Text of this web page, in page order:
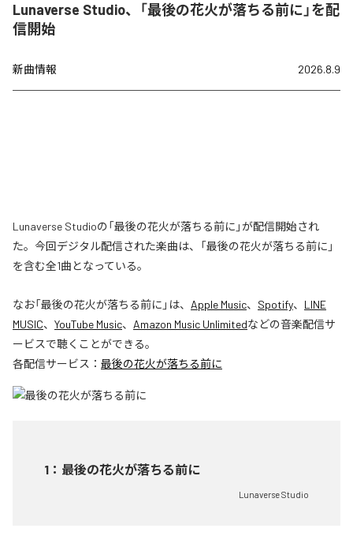
Lunaverse Studio、「最後の花火が落ちる前に」を配
信開始
新曲情報 2026.8.9
Lunaverse Studioの「最後の花火が落ちる前に」が配信開始され
た。今回デジタル配信された楽曲は、「最後の花火が落ちる前に」
を含む全1曲となっている。
なお「最後の花火が落ちる前に 」は、 Apple Music、 Spotify、 LINE
MUSIC、 YouTube Music、 Amazon Music Unlimitedなどの音楽配信サ
ービスで聴くことができる。
各配信サービス： 最後の花火が落ちる前に
1 ： 最後の花火が落ちる前に
Lunaverse Studio